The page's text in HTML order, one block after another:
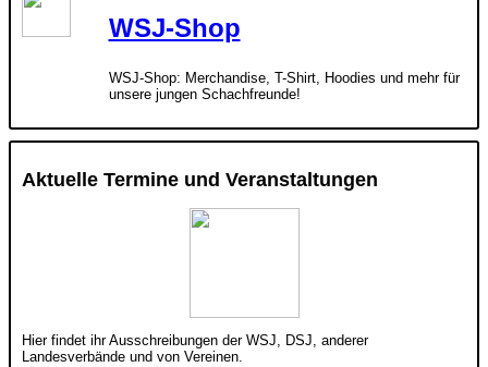
WSJ-Shop
WSJ-Shop: Merchandise, T-Shirt, Hoodies und mehr für
unsere jungen Schachfreunde!
Aktuelle Termine und Veranstaltungen
Hier findet ihr Ausschreibungen der WSJ, DSJ, anderer
Landesverbände und von Vereinen.